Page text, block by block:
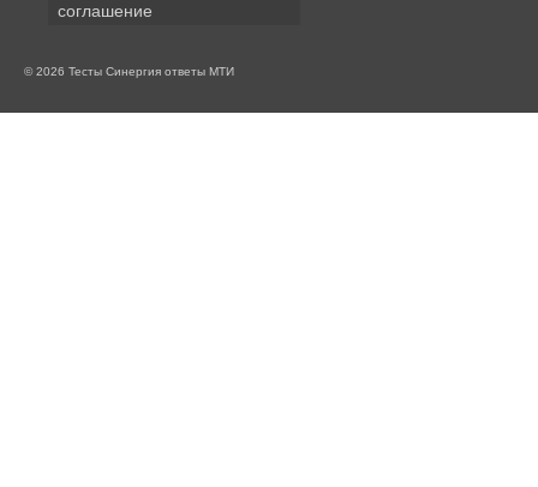
соглашение
© 2026 Тесты Синергия ответы МТИ